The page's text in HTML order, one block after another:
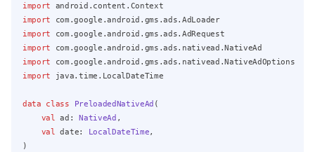
import android.content.Context
import com.google.android.gms.ads.AdLoader
import com.google.android.gms.ads.AdRequest
import com.google.android.gms.ads.nativead.NativeAd
import com.google.android.gms.ads.nativead.NativeAdOptions
import java.time.LocalDateTime
data class PreloadedNativeAd (
val ad: NativeAd ,
val date: LocalDateTime,
)